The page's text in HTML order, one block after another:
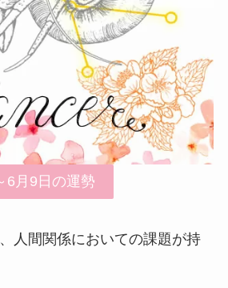
6月9日の運勢
人間関係においての課題が持